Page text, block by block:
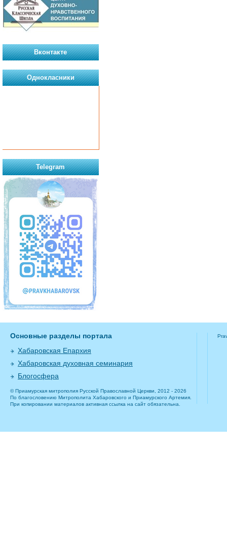
Вконтакте
Однокласники
Telegram
Основные разделы портала
Хабаровская Епархия
Хабаровская духовная семинария
Блогосфера
© Приамурская митрополия Русской Православной Церкви, 2012 - 2026
По благословению Митрополита Хабаровского и Приамурского Артемия.
При копировании материалов активная ссылка на сайт обязательна.